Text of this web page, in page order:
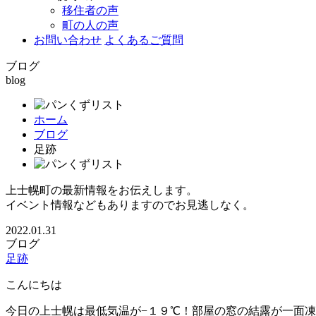
移住者の声
町の人の声
お問い合わせ よくあるご質問
ブログ
blog
ホーム
ブログ
足跡
上士幌町の最新情報をお伝えします。
イベント情報などもありますのでお見逃しなく。
2022.01.31
ブログ
足跡
こんにちは
今日の上士幌は最低気温が−１９℃！部屋の窓の結露が一面凍